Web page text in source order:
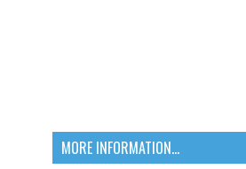
MORE INFORMATION...